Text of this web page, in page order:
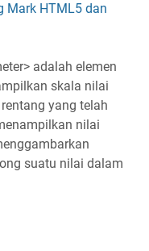
Mark HTML5 dan
adalah elemen
skala nilai
yang telah
nilai
suatu nilai dalam